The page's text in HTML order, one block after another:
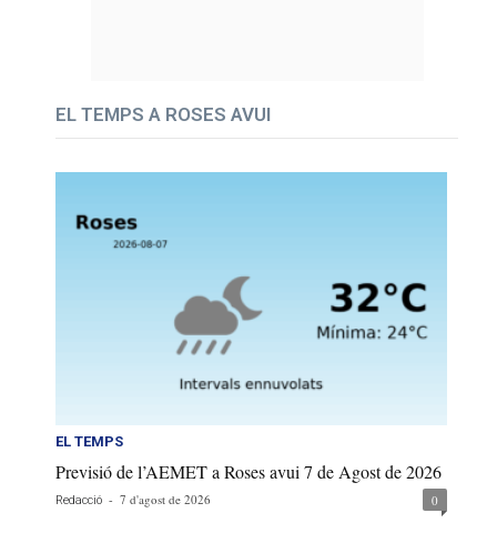
EL TEMPS A ROSES AVUI
EL TEMPS
Previsió de l’AEMET a Roses avui 7 de Agost de 2026
Redacció - 7 d'agost de 2026 0